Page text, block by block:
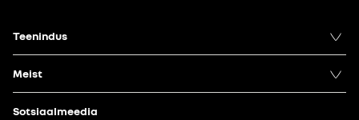
Teenindus
Meist
Sotsiaalmeedia